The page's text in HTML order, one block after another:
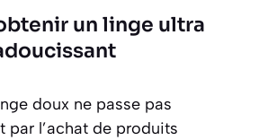
un linge ultra
doux ne passe pas
par l’achat de produits